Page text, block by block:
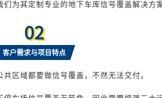
为其定制专业的地下车库信号覆盖解决方
02
客户需求与项目特点
区域都要做信号覆盖，不然无法交付。